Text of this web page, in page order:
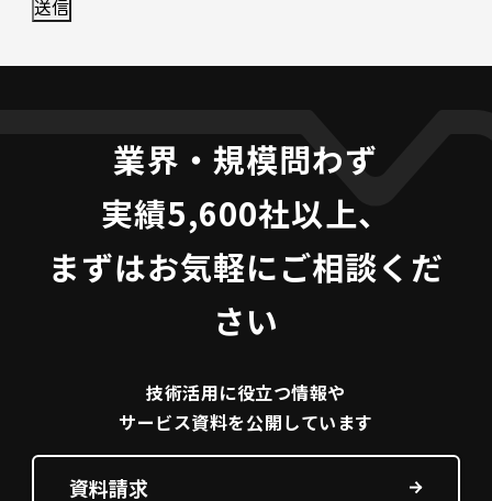
業界・規模問わず
実績5,600社以上、
まずはお気軽にご相談くだ
さい
技術活用に役立つ情報や
サービス資料を公開しています
資料請求